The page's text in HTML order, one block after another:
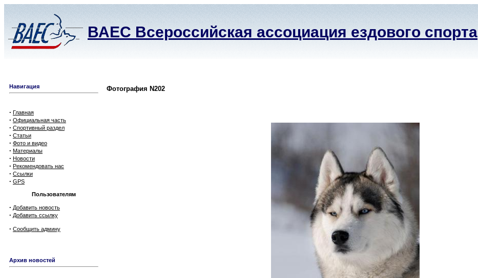
ВАЕС Всероссийская ассоциация ездового спорта
Навигация
· Главная
· Официальная часть
· Спортивный раздел
· Статьи
· Фото и видео
· Материалы
· Новости
· Рекомендовать нас
· Ссылки
· GPS
Пользователям
· Добавить новость
· Добавить ссылку
· Сообщить админу
Архив новостей
Фотография N202